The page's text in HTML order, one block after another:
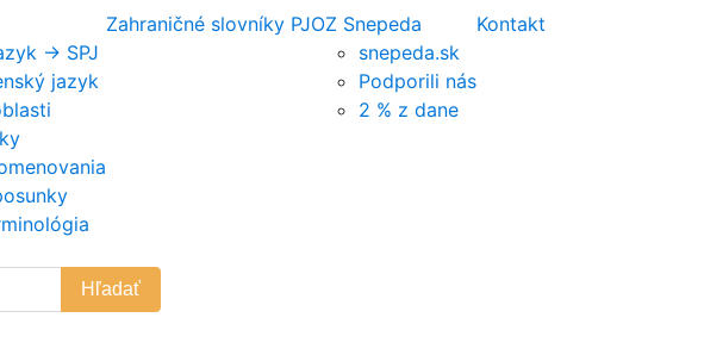
-> SPJ
jazyk
Zahraničné slovníky PJOZ Snepeda
snepeda.sk
Podporili nás
2 % z dane
Kontakt
Hľadať